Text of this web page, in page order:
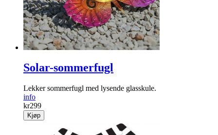
Solar-sommerfugl
Lekker sommer­fugl med lysende glasskule.
info
kr299
Kjøp